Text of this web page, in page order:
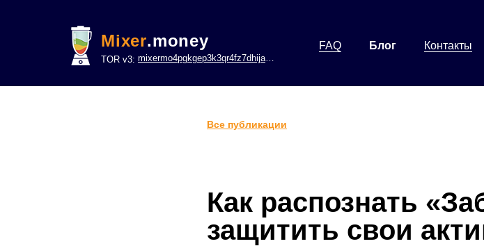
Mixer.money
TOR v3: mixermo4pgkgep3k3qr4fz7dhijavxnh6lwgu7gf5qeltpy4unjed2yd.onion
FAQ Блог Контакты
Все публикации
Как распознать
защитить свои